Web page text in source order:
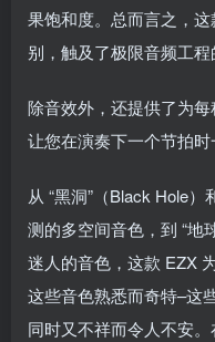
果饱和度。总而言之，
别，触及了极限音频工程
除音效外，还提供了为
让您在演奏下一个节拍时
从 “黑洞”（Black Hole
测的多空间音色，到 “地
迷人的音色，这款 EZX
这些音色熟悉而奇特–这
同时又不祥而令人不安